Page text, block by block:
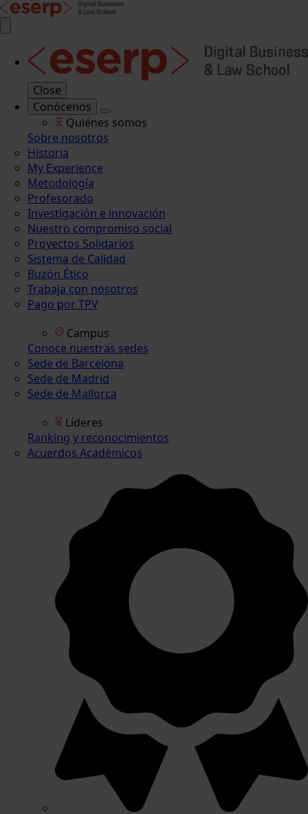
Close
Conócenos
Quiénes somos
Sobre nosotros
Historia
My Experience
Metodología
Profesorado
Investigación e innovación
Nuestro compromiso social
Proyectos Solidarios
Sistema de Calidad
Buzón Ético
Trabaja con nosotros
Pago por TPV
Campus
Conoce nuestras sedes
Sede de Barcelona
Sede de Madrid
Sede de Mallorca
Líderes
Ranking y reconocimientos
Acuerdos Académicos